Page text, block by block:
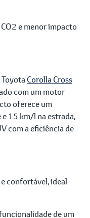
e menor impacto
ToyotaCorolla Cross
com um motor
oferece um
15 km/l na estrada,
com a eficiência de
confortável, ideal
de um